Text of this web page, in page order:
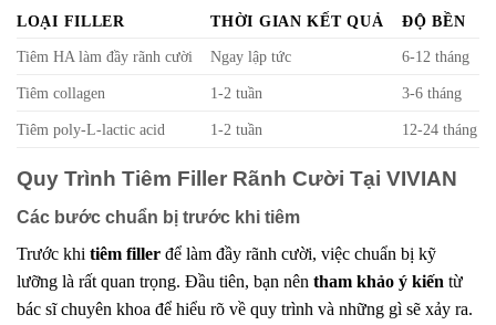
LOẠI FILLER THỜI GIAN KẾT QUẢ
ĐỘ BỀN
Tiêm HA làm đầy rãnh cười
Ngay lập tức 6-12 tháng
Tiêm collagen 1-2 tuần 3-6 tháng
Tiêm poly-L-lactic acid 1-2 tuần 12-24 tháng
Quy Trình Tiêm Filler Rãnh Cười Tại VIVIAN
Các bước chuẩn bị trước khi tiêm
Trước khi tiêm filler để làm đầy rãnh cười, việc chuẩn bị kỹ
lưỡng là rất quan trọng. Đầu tiên, bạn nên tham khảo ý kiến từ
bác sĩ chuyên khoa để hiểu rõ về quy trình và những gì sẽ xảy ra.